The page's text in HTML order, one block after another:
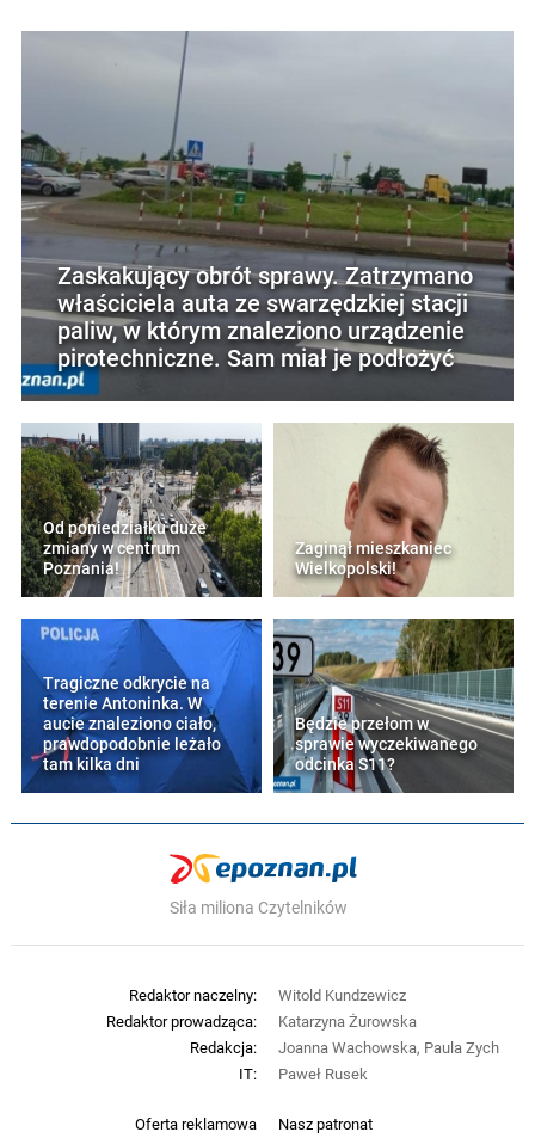
Zaskakujący obrót sprawy. Zatrzymano
właściciela auta ze swarzędzkiej stacji
paliw, w którym znaleziono urządzenie
pirotechniczne. Sam miał je podłożyć
Od poniedziałku duże
zmiany w centrum
Poznania!
Zaginął mieszkaniec
Wielkopolski!
Tragiczne odkrycie na
terenie Antoninka. W
aucie znaleziono ciało,
prawdopodobnie leżało
tam kilka dni
Będzie przełom w
sprawie wyczekiwanego
odcinka S11?
Siła miliona Czytelników
Oferta reklamowa Nasz patronat
Redaktor naczelny:
Witold Kundzewicz
Redaktor prowadząca:
Katarzyna Żurowska
Redakcja:
Joanna Wachowska, Paula Zych
IT:
Paweł Rusek